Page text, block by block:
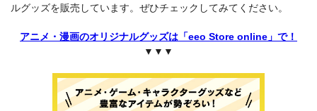
ルグッズを販売しています。ぜひチェックしてみてください。
アニメ・漫画のオリジナルグッズは「eeo Store online」で！
▼▼▼